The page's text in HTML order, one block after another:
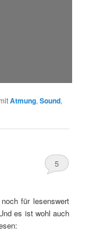
Atmung,Sound,
5
für lesenswert
es ist wohl auch